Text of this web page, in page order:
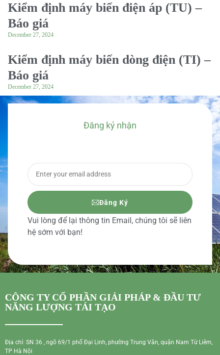
Kiểm định máy biến điện áp (TU) –
Báo giá
December 27, 2024
Kiểm định máy biến dòng điện (TI) –
Báo giá
December 27, 2024
Đăng ký nhận
Đăng Ký
Vui lòng để lại thông tin Email, chúng tôi sẽ liên
hệ sớm với bạn!
CÔNG TY CỔ PHẦN GIẢI PHÁP & ĐẦU TƯ
NĂNG LƯỢNG TÁI TẠO
Địa chỉ: SN 36 , ngõ 69/1 phố Đại Linh, phường Trung Văn, quận Nam Từ Liêm,
TP Hà Nội